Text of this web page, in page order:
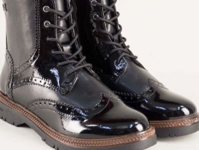
36 38 39 40